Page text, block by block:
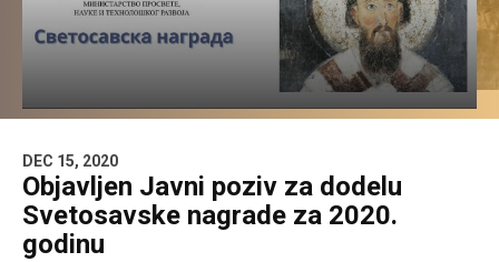
DEC 15, 2020
Objavljen Javni poziv za dodelu
Svetosavske nagrade za 2020.
godinu